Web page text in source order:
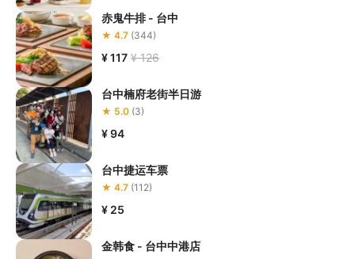
赤鬼牛排 - 台中
★ 4.7 (344)
¥ 117 ¥ 126
台中楠府老街半日游
★ 5.0 (3)
¥ 94
台中捷运车票
★ 4.7 (112)
¥ 25
金韩食 - 台中中港店